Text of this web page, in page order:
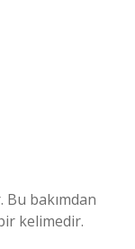
bakımdan
kelimedir.